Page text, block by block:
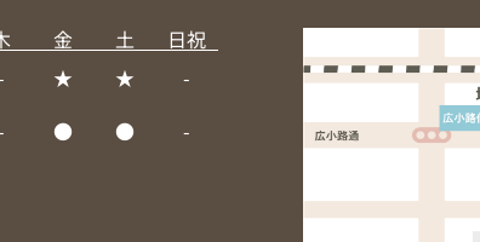
金 土
日祝
★ ★
-
● ● -